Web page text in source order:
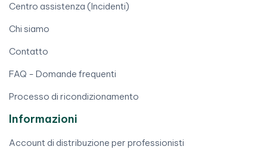
Centro assistenza (Incidenti)
Chi siamo
Contatto
FAQ - Domande frequenti
Processo di ricondizionamento
Informazioni
Account di distribuzione per professionisti